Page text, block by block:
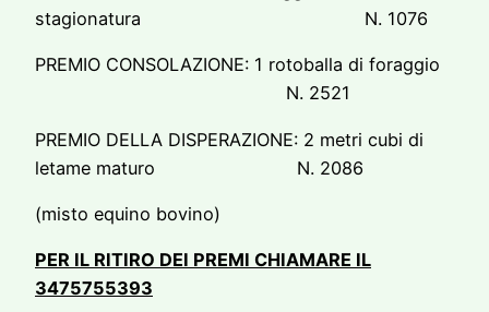
stagionatura N. 1076
PREMIO CONSOLAZIONE: 1 rotoballa di foraggio
N. 2521
PREMIO DELLA DISPERAZIONE: 2 metri cubi di
letame maturo N. 2086
(misto equino bovino)
PER IL RITIRO DEI PREMI CHIAMARE IL
3475755393